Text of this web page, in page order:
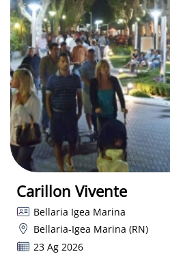
Carillon Vivente
Bellaria Igea Marina
Bellaria-Igea Marina (RN)
23 Ag 2026